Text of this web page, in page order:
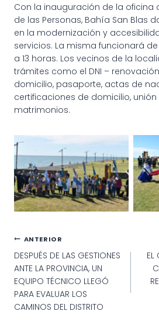
Con la inauguración de la oficina
de las Personas, Bahía San Blas
en la modernización y
servicios. La misma funcionará
a 13 horas. Los vecinos de la
trámites como el DNI –
domicilio, pasaporte, actas de
certificaciones de domicilio,
matrimonios.
BAHÍA SAN BLAS CELEBRÓ
SU 203º ANIVERSARIO
Navegación
de
entradas
ANTERIOR
DESPUÉS DE LAS GESTIONES
ANTE LA PROVINCIA, UN
EQUIPO TÉCNICO LLEGÓ
PARA EVALUAR LOS
CAMINOS DEL DISTRITO
EL